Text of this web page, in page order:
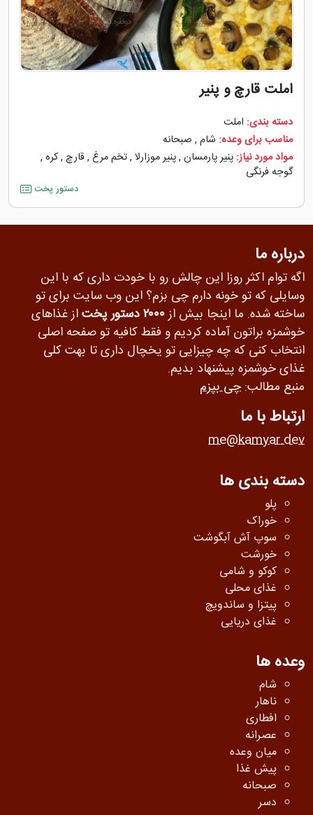
املت قارچ و پنیر
دسته بندی: املت
مناسب برای وعده: شام , صبحانه
مواد مورد نیاز: پنیر پارمسان ,پنیر موزارلا ,تخم مرغ ,قارچ ,کره ,
گوجه ‌فرنگی
دستور پخت
درباره ما
اگه توام اکثر روزا این چالش رو با خودت داری که با این
وسایلی که تو خونه دارم چی بزم؟ این وب سایت برای تو
ساخته شده. ما اینجا بیش از۲۰۰۰ دستور پخت
از غذاهای
خوشمزه براتون آماده کردیم و فقط کافیه تو صفحه اصلی
انتخاب کنی که چه چیزایی تو یخچال داری تا بهت کلی
غذای خوشمزه پیشنهاد بدیم.
منبع مطالب: چی بپزم
ارتباط با ما
me@kamyar.dev
دسته بندی ها
پلو
خوراک
سوپ آش آبگوشت
خورشت
کوکو و شامی
غذای محلی
پیتزا و ساندویچ
غذای دریایی
وعده ها
شام
ناهار
افطاری
عصرانه
میان وعده
پیش غذا
صبحانه
دسر